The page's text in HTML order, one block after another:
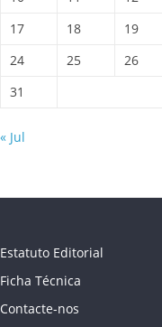
17
18 19
24
25 26
31
« Jul
Estatuto Editorial
Ficha Técnica
Contacte-nos